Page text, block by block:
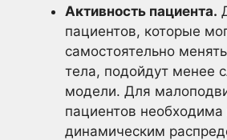
Активность пациента.
пациентов, которые
самостоятельно
тела, подойдут менее
модели. Для
пациентов
динамическим